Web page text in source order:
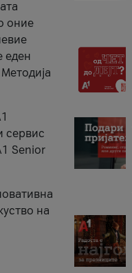
оние
еден
сервис
Senior
на